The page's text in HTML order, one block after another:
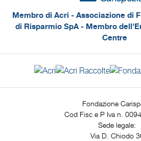
Membro di Acri - Associazione di
di Risparmio SpA - Membro
Centre
Fondazione
Cod Fisc e P Iva n.
Sede legale:
Via D. Chiodo